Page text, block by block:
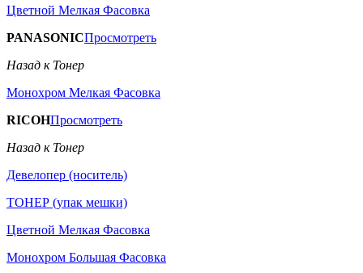
Цветной Мелкая Фасовка
PANASONICПросмотреть
Назад к Тонер
Монохром Мелкая Фасовка
RICOHПросмотреть
Назад к Тонер
Девелопер (носитель)
ТОНЕР (упак мешки)
Цветной Мелкая Фасовка
Монохром Большая Фасовка